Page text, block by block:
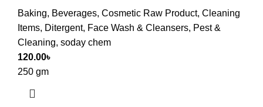
Baking, Beverages, Cosmetic Raw Product, Cleaning
Items, Ditergent, Face Wash & Cleansers, Pest &
Cleaning, soday chem
120.00৳
250 gm